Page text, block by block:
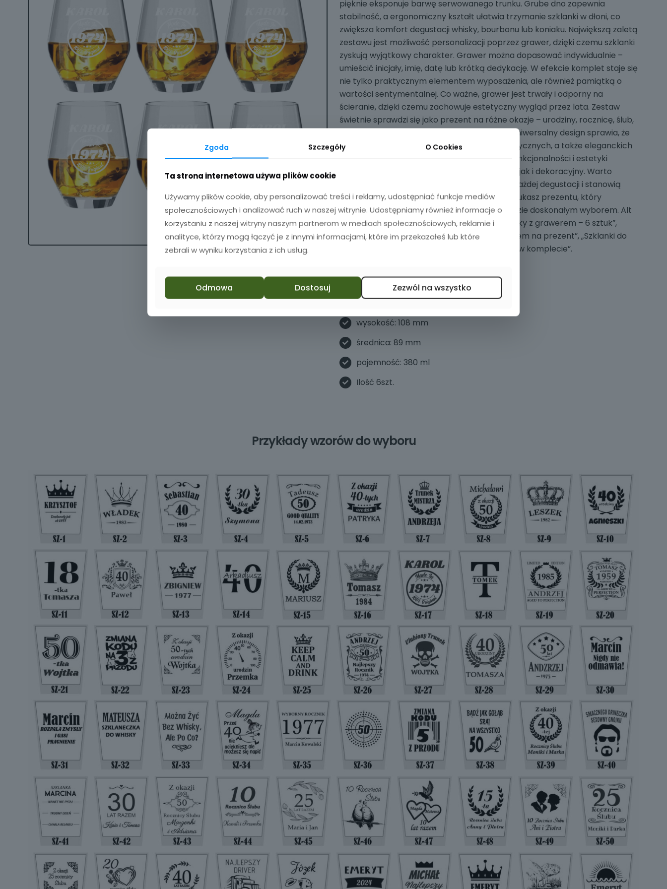
pięknie eksponuje barwę serwowanego trunku. Grube dno zapewnia
stabilność, a ergonomiczny kształt ułatwia trzymanie szklanki w dłoni, co
zwiększa komfort degustacji whisky, bourbonu lub koniaku. Największą zaletą
zestawu jest możliwość personalizacji poprzez grawer, dzięki czemu szklanki
zyskują wyjątkowy charakter. Grawer można dopasować indywidualnie –
umieścić inicjały, imię, datę lub krótką dedykację. W efekcie komplet staje się
nie tylko praktycznym elementem wyposażenia, ale również pamiątką o
wartości sentymentalnej. Co ważne, grawer jest trwały i odporny na
ścieranie, dzięki czemu zachowuje estetyczny wygląd przez lata. Zestaw
świetnie sprawdzi się jako prezent na różne okazje – urodziny, rocznicę, ślub,
jubileusz, wieczór kawalerski czy Dzień Ojca. Uniwersalny design sprawia, że
szklanki pasują do wnętrz nowoczesnych, klasycznych, a także eleganckich
barków domowych i gabinetów. Połączenie funkcjonalności i estetyki
sprawia, że komplet jest zarówno praktyczny, jak i dekoracyjny. Warto
podkreślić, że takie szklanki podnoszą rangę każdej degustacji i stanowią
wyjątkowy element aranżacji wnętrza. Jeśli szukasz prezentu, który
zachwyci i pozostanie na lata, ten zestaw będzie doskonałym wyborem. Alt
obrazków: „Elegancki zestaw szklanek do whisky z grawerem – 6 sztuk”,
„Personalizowane szklanki do whisky z grawerem na prezent”, „Szklanki do
whisky z wygrawerowanymi inicjałami, 6 sztuk w komplecie”.
Specyfikacja
wysokość: 108 mm
średnica: 89 mm
pojemność: 380 ml
Ilość 6szt.
Przykłady wzorów do wyboru
Zgoda Szczegóły O Cookies
Ta strona internetowa używa plików cookie
Używamy plików cookie, aby personalizować treści i reklamy, udostępniać funkcje mediów
społecznościowych i analizować ruch w naszej witrynie. Udostępniamy również informacje o
korzystaniu z naszej witryny naszym partnerom w mediach społecznościowych, reklamie i
analityce, którzy mogą łączyć je z innymi informacjami, które im przekazałeś lub które
zebrali w wyniku korzystania z ich usług.
Odmowa Dostosuj Zezwól na wszystko